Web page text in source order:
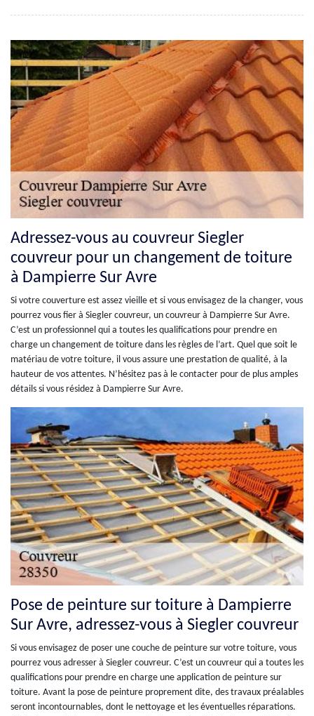
Adressez-vous au couvreur Siegler
couvreur pour un changement de toiture
à Dampierre Sur Avre
Si votre couverture est assez vieille et si vous envisagez de la changer, vous
pourrez vous fier à Siegler couvreur, un couvreur à Dampierre Sur Avre.
C’est un professionnel qui a toutes les qualifications pour prendre en
charge un changement de toiture dans les règles de l’art. Quel que soit le
matériau de votre toiture, il vous assure une prestation de qualité, à la
hauteur de vos attentes. N’hésitez pas à le contacter pour de plus amples
détails si vous résidez à Dampierre Sur Avre.
Pose de peinture sur toiture à Dampierre
Sur Avre, adressez-vous à Siegler couvreur
Si vous envisagez de poser une couche de peinture sur votre toiture, vous
pourrez vous adresser à Siegler couvreur. C’est un couvreur qui a toutes les
qualifications pour prendre en charge une application de peinture sur
toiture. Avant la pose de peinture proprement dite, des travaux préalables
seront incontournables, dont le nettoyage et les éventuelles réparations.